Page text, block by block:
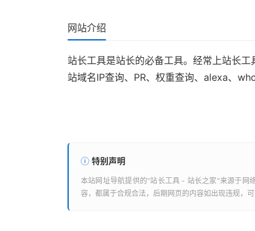
网站介绍
站长工具是站长的必备工具。经常上站长
站域名IP查询、PR、权重查询、alexa、
特别声明
本站网址导航提供的“站长工具 - 站长之家”来源于网
容，都属于合规合法，后期网页的内容如出现违规，